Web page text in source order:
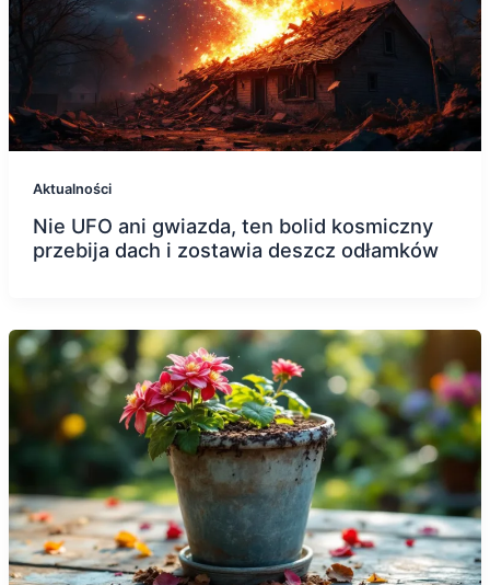
Aktualności
Nie UFO ani gwiazda, ten bolid kosmiczny
przebija dach i zostawia deszcz odłamków